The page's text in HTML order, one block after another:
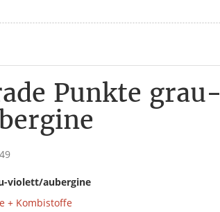
Punkte grau-
violett/aubergine
+ Kombistoffe